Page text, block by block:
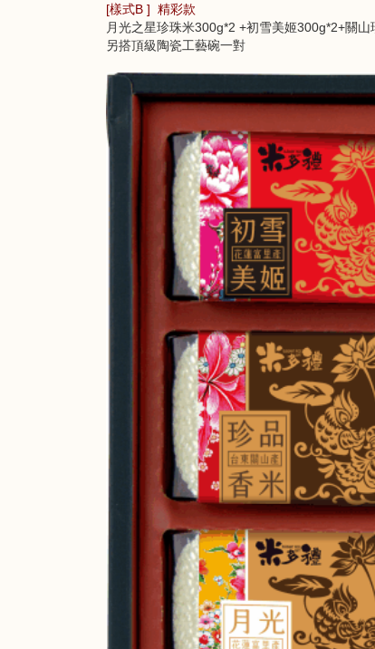
[樣式B ] 精彩款
月光之星珍珠米300g*2 +初雪美姬300g*2+關山
另搭頂級陶瓷工藝碗一對